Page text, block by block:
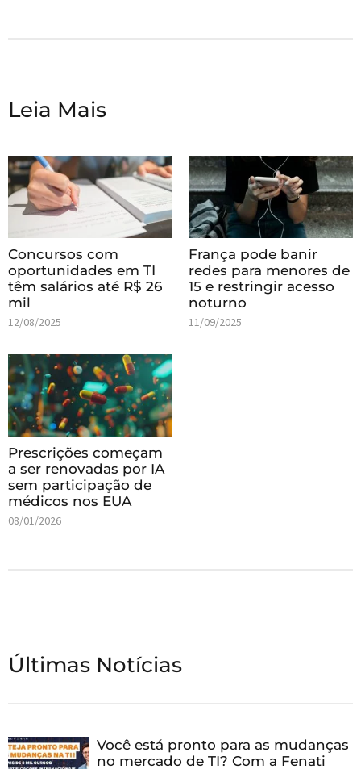
Leia Mais
Concursos com
oportunidades em TI
têm salários até R$ 26
mil
12/08/2025
França pode banir
redes para menores de
15 e restringir acesso
noturno
11/09/2025
Prescrições começam
a ser renovadas por IA
sem participação de
médicos nos EUA
08/01/2026
Últimas Notícias
Você está pronto para as mudanças
no mercado de TI? Com a Fenati